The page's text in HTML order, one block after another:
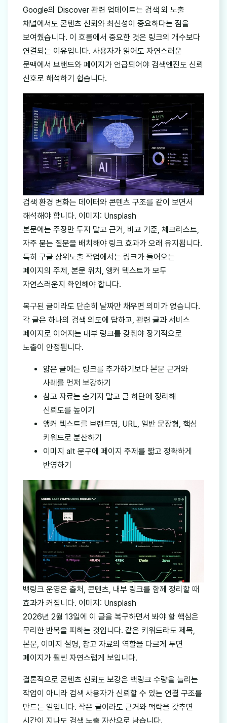
Google의 Discover 관련 업데이트는 검색 외 노출
채널에서도 콘텐츠 신뢰와 최신성이 중요하다는 점을
보여줬습니다. 이 흐름에서 중요한 것은 링크의 개수보다
연결되는 이유입니다. 사용자가 읽어도 자연스러운
문맥에서 브랜드와 페이지가 언급되어야 검색엔진도 신뢰
신호로 해석하기 쉽습니다.
검색 환경 변화는 데이터와 콘텐츠 구조를 같이 보면서
해석해야 합니다. 이미지: Unsplash
본문에는 주장만 두지 말고 근거, 비교 기준, 체크리스트,
자주 묻는 질문을 배치해야 링크 효과가 오래 유지됩니다.
특히 구글 상위노출 작업에서는 링크가 들어오는
페이지의 주제, 본문 위치, 앵커 텍스트가 모두
자연스러운지 확인해야 합니다.
복구된 글이라도 단순히 날짜만 채우면 의미가 없습니다.
각 글은 하나의 검색 의도에 답하고, 관련 글과 서비스
페이지로 이어지는 내부 링크를 갖춰야 장기적으로
노출이 안정됩니다.
얇은 글에는 링크를 추가하기보다 본문 근거와
사례를 먼저 보강하기
참고 자료는 숨기지 말고 글 하단에 정리해
신뢰도를 높이기
앵커 텍스트를 브랜드명, URL, 일반 문장형, 핵심
키워드로 분산하기
이미지 alt 문구에 페이지 주제를 짧고 정확하게
반영하기
백링크 운영은 출처, 콘텐츠, 내부 링크를 함께 정리할 때
효과가 커집니다. 이미지: Unsplash
2026년 2월 13일에 이 글을 복구하면서 봐야 할 핵심은
무리한 반복을 피하는 것입니다. 같은 키워드라도 제목,
본문, 이미지 설명, 참고 자료의 역할을 다르게 두면
페이지가 훨씬 자연스럽게 보입니다.
결론적으로 콘텐츠 신뢰도 보강은 백링크 수량을 늘리는
작업이 아니라 검색 사용자가 신뢰할 수 있는 연결 구조를
만드는 일입니다. 작은 글이라도 근거와 맥락을 갖추면
시간이 지나도 검색 노출 자산으로 남습니다.